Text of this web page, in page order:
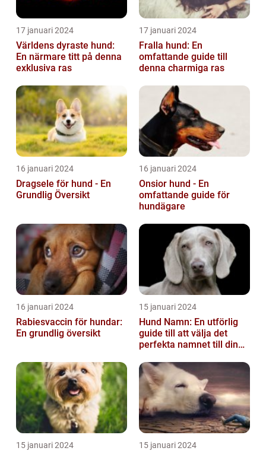
17 januari 2024
Världens dyraste hund:
En närmare titt på denna
exklusiva ras
17 januari 2024
Fralla hund: En
omfattande guide till
denna charmiga ras
16 januari 2024
Dragsele för hund - En
Grundlig Översikt
16 januari 2024
Onsior hund - En
omfattande guide för
hundägare
16 januari 2024
Rabiesvaccin för hundar:
En grundlig översikt
15 januari 2024
Hund Namn: En utförlig
guide till att välja det
perfekta namnet till din
15 januari 2024 15 januari 2024